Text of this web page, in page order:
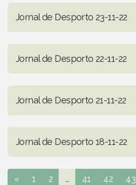
Jornal de Desporto 23-11-22
Jornal de Desporto 22-11-22
Jornal de Desporto 21-11-22
Jornal de Desporto 18-11-22
« 1 2 ... 41 42 43